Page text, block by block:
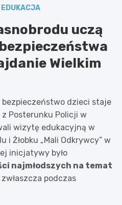
EDUKACJA
uczą
Wielkim
bezpieczeństwo dzieci staje
Posterunku Policji w
wizytę edukacyjną w
i Żłobku „Mali Odkrywcy” w
inicjatywy było
najmłodszych na temat
zwłaszcza podczas